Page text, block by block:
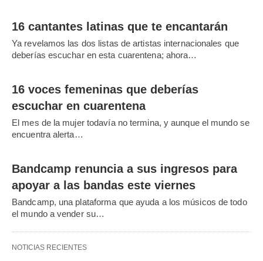
16 cantantes latinas que te encantarán
Ya revelamos las dos listas de artistas internacionales que
deberías escuchar en esta cuarentena; ahora…
16 voces femeninas que deberías
escuchar en cuarentena
El mes de la mujer todavía no termina, y aunque el mundo se
encuentra alerta…
Bandcamp renuncia a sus ingresos para
apoyar a las bandas este viernes
Bandcamp, una plataforma que ayuda a los músicos de todo
el mundo a vender su…
NOTICIAS RECIENTES